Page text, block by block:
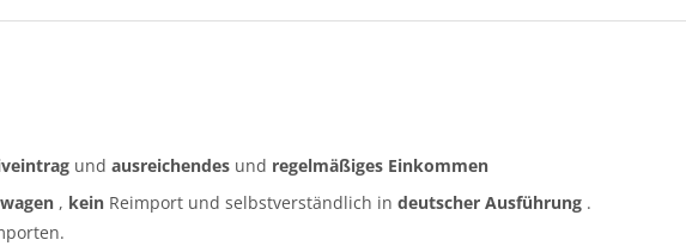
und ausreichendes und regelmäßiges Einkommen
, kein Reimport und selbstverständlich indeutscher Ausführung .